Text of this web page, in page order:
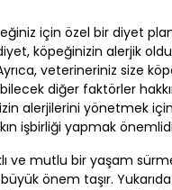
için özel bir diyet
köpeğinizin alerjik
veterineriniz size
diğer faktörler
alerjilerini yönetmek için
işbirliği yapmak
ve mutlu bir yaşam
önem taşır.